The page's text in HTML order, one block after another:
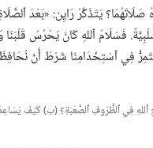
يَتَذَكَّرُ رَايِن:‏ «بَعْدَ
فَسَلَامُ ٱللهِ كَانَ يَحْرُسُ قَلْبَنَا
فِي ٱسْتِخْدَامِنَا شَرْطَ أَنْ
فِي ٱلظُّرُوفِ ٱلصَّعْبَةِ؟‏ (‏ب)‏ كَيْفَ